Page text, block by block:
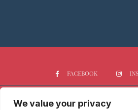
We value your privacy
FACEBOOK
HOME CHI SIAMO